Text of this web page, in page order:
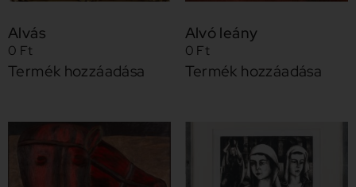
Alvás
0 Ft
Termék hozzáadása
Alvó leány
0 Ft
Termék hozzáadása